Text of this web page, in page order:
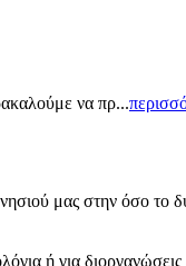
να πρ...
μας στην όσο το
ή για